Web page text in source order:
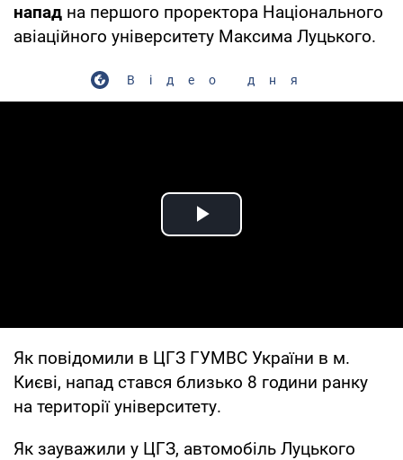
напад на першого проректора Національного
авіаційного університету Максима Луцького.
Відео дня
Play Video
Як повідомили в ЦГЗ ГУМВС України в м.
Києві, напад стався близько 8 години ранку
на території університету.
Як зауважили у ЦГЗ, автомобіль Луцького